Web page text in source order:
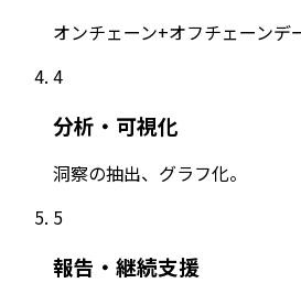
オンチェーン+オフチェーンデ
4
分析・可視化
洞察の抽出、グラフ化。
5
報告・継続支援